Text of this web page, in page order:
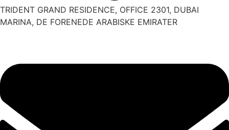
TRIDENT GRAND RESIDENCE, OFFICE 2301, DUBAI
MARINA, DE FORENEDE ARABISKE EMIRATER